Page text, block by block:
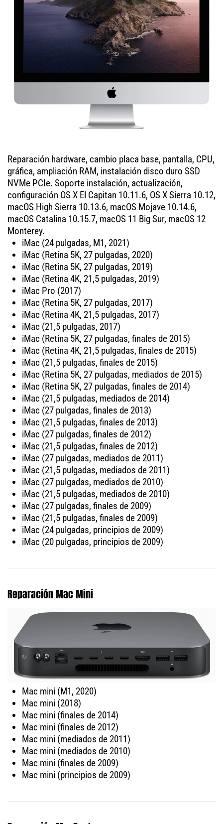
Reparación hardware, cambio placa base, pantalla, CPU,
gráfica, ampliación RAM, instalación disco duro SSD
NVMe PCIe. Soporte instalación, actualización,
configuración OS X El Capitan 10.11.6, OS X Sierra 10.12,
macOS High Sierra 10.13.6, macOS Mojave 10.14.6,
macOS Catalina 10.15.7, macOS 11 Big Sur, macOS 12
Monterey.
iMac (24 pulgadas, M1, 2021)
iMac (Retina 5K, 27 pulgadas, 2020)
iMac (Retina 5K, 27 pulgadas, 2019)
iMac (Retina 4K, 21,5 pulgadas, 2019)
iMac Pro (2017)
iMac (Retina 5K, 27 pulgadas, 2017)
iMac (Retina 4K, 21,5 pulgadas, 2017)
iMac (21,5 pulgadas, 2017)
iMac (Retina 5K, 27 pulgadas, finales de 2015)
iMac (Retina 4K, 21,5 pulgadas, finales de 2015)
iMac (21,5 pulgadas, finales de 2015)
iMac (Retina 5K, 27 pulgadas, mediados de 2015)
iMac (Retina 5K, 27 pulgadas, finales de 2014)
iMac (21,5 pulgadas, mediados de 2014)
iMac (27 pulgadas, finales de 2013)
iMac (21,5 pulgadas, finales de 2013)
iMac (27 pulgadas, finales de 2012)
iMac (21,5 pulgadas, finales de 2012)
iMac (27 pulgadas, mediados de 2011)
iMac (21,5 pulgadas, mediados de 2011)
iMac (27 pulgadas, mediados de 2010)
iMac (21,5 pulgadas, mediados de 2010)
iMac (27 pulgadas, finales de 2009)
iMac (21,5 pulgadas, finales de 2009)
iMac (24 pulgadas, principios de 2009)
iMac (20 pulgadas, principios de 2009)
Reparación Mac Mini
Mac mini (M1, 2020)
Mac mini (2018)
Mac mini (finales de 2014)
Mac mini (finales de 2012)
Mac mini (mediados de 2011)
Mac mini (mediados de 2010)
Mac mini (finales de 2009)
Mac mini (principios de 2009)